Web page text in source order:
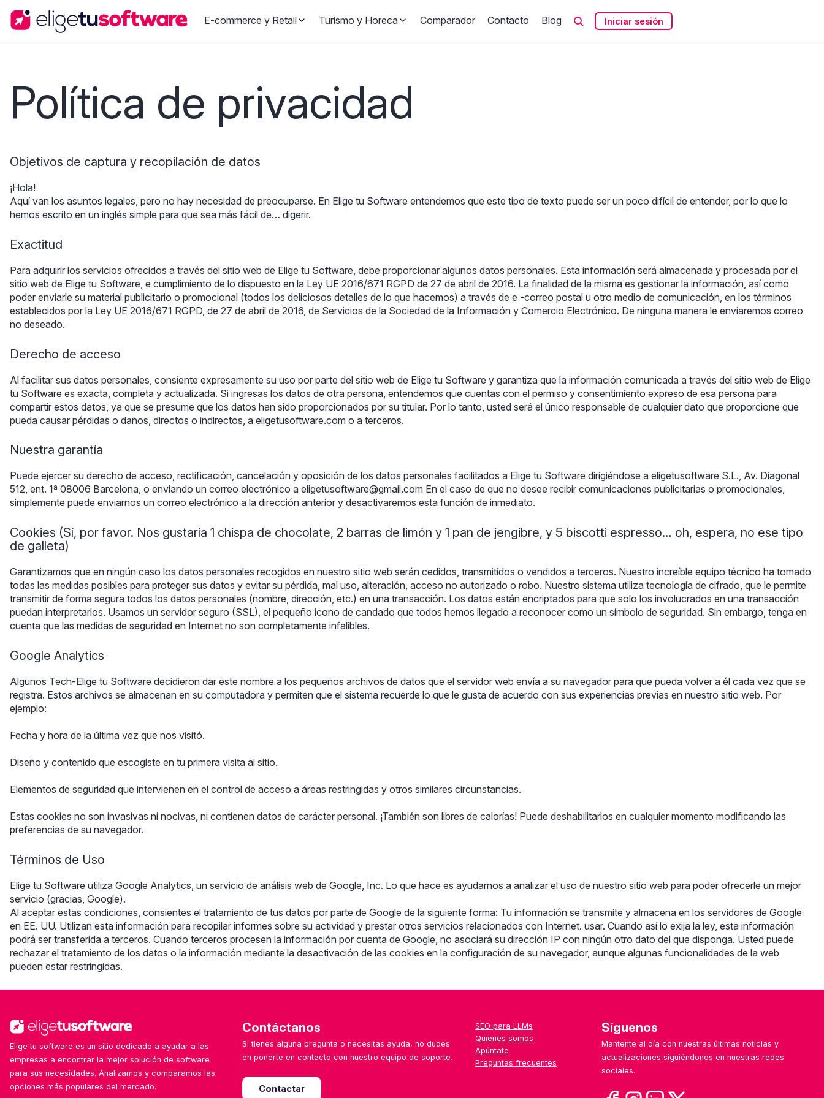
E-commerce y Retail Turismo y Horeca Comparador Contacto Blog Iniciar sesión
Política de privacidad
Objetivos de captura y recopilación de datos
¡Hola!
Aquí van los asuntos legales, pero no hay necesidad de preocuparse. En Elige tu Software entendemos que este tipo de texto puede ser un poco difícil de entender, por lo que lo
hemos escrito en un inglés simple para que sea más fácil de… digerir.
Exactitud
Para adquirir los servicios ofrecidos a través del sitio web de Elige tu Software, debe proporcionar algunos datos personales. Esta información será almacenada y procesada por el
sitio web de Elige tu Software, e cumplimiento de lo dispuesto en la Ley UE 2016/671 RGPD de 27 de abril de 2016. La finalidad de la misma es gestionar la información, así como
poder enviarle su material publicitario o promocional (todos los deliciosos detalles de lo que hacemos) a través de e -correo postal u otro medio de comunicación, en los términos
establecidos por la Ley UE 2016/671 RGPD, de 27 de abril de 2016, de Servicios de la Sociedad de la Información y Comercio Electrónico. De ninguna manera le enviaremos correo
no deseado.
Derecho de acceso
Al facilitar sus datos personales, consiente expresamente su uso por parte del sitio web de Elige tu Software y garantiza que la información comunicada a través del sitio web de Elige
tu Software es exacta, completa y actualizada. Si ingresas los datos de otra persona, entendemos que cuentas con el permiso y consentimiento expreso de esa persona para
compartir estos datos, ya que se presume que los datos han sido proporcionados por su titular. Por lo tanto, usted será el único responsable de cualquier dato que proporcione que
pueda causar pérdidas o daños, directos o indirectos, a eligetusoftware.com o a terceros.
Nuestra garantía
Puede ejercer su derecho de acceso, rectificación, cancelación y oposición de los datos personales facilitados a Elige tu Software dirigiéndose a eligetusoftware S.L., Av. Diagonal
512, ent. 1ª 08006 Barcelona, ​​o enviando un correo electrónico a eligetusoftware@gmail.com En el caso de que no desee recibir comunicaciones publicitarias o promocionales,
simplemente puede enviarnos un correo electrónico a la dirección anterior y desactivaremos esta función de inmediato.
Cookies (Sí, por favor. Nos gustaría 1 chispa de chocolate, 2 barras de limón y 1 pan de jengibre, y 5 biscotti espresso… oh, espera, no ese tipo
de galleta)
Garantizamos que en ningún caso los datos personales recogidos en nuestro sitio web serán cedidos, transmitidos o vendidos a terceros. Nuestro increíble equipo técnico ha tomado
todas las medidas posibles para proteger sus datos y evitar su pérdida, mal uso, alteración, acceso no autorizado o robo. Nuestro sistema utiliza tecnología de cifrado, que le permite
transmitir de forma segura todos los datos personales (nombre, dirección, etc.) en una transacción. Los datos están encriptados para que solo los involucrados en una transacción
puedan interpretarlos. Usamos un servidor seguro (SSL), el pequeño icono de candado que todos hemos llegado a reconocer como un símbolo de seguridad. Sin embargo, tenga en
cuenta que las medidas de seguridad en Internet no son completamente infalibles.
Google Analytics
Algunos Tech-Elige tu Software decidieron dar este nombre a los pequeños archivos de datos que el servidor web envía a su navegador para que pueda volver a él cada vez que se
registra. Estos archivos se almacenan en su computadora y permiten que el sistema recuerde lo que le gusta de acuerdo con sus experiencias previas en nuestro sitio web. Por
ejemplo:
Fecha y hora de la última vez que nos visitó.
Diseño y contenido que escogiste en tu primera visita al sitio.
Elementos de seguridad que intervienen en el control de acceso a áreas restringidas y otros similares circunstancias.
Estas cookies no son invasivas ni nocivas, ni contienen datos de carácter personal. ¡También son libres de calorías! Puede deshabilitarlos en cualquier momento modificando las
preferencias de su navegador.
Términos de Uso
Elige tu Software utiliza Google Analytics, un servicio de análisis web de Google, Inc. Lo que hace es ayudarnos a analizar el uso de nuestro sitio web para poder ofrecerle un mejor
servicio (gracias, Google).
Al aceptar estas condiciones, consientes el tratamiento de tus datos por parte de Google de la siguiente forma: Tu información se transmite y almacena en los servidores de Google
en EE. UU. Utilizan esta información para recopilar informes sobre su actividad y prestar otros servicios relacionados con Internet. usar. Cuando así lo exija la ley, esta información
podrá ser transferida a terceros. Cuando terceros procesen la información por cuenta de Google, no asociará su dirección IP con ningún otro dato del que disponga. Usted puede
rechazar el tratamiento de los datos o la información mediante la desactivación de las cookies en la configuración de su navegador, aunque algunas funcionalidades de la web
pueden estar restringidas.
Elige tu software es un sitio dedicado a ayudar a las
empresas a encontrar la mejor solución de software
para sus necesidades. Analizamos y comparamos las
opciones más populares del mercado.
Contáctanos
Si tienes alguna pregunta o necesitas ayuda, no dudes
en ponerte en contacto con nuestro equipo de soporte.
Contactar
SEO para LLMs
Quienes somos
Apúntate
Preguntas frecuentes
Síguenos
Mantente al día con nuestras últimas noticias y
actualizaciones siguiéndonos en nuestras redes
sociales.